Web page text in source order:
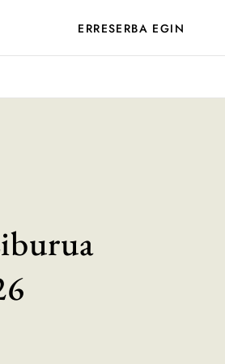
ERRESERBA EGIN